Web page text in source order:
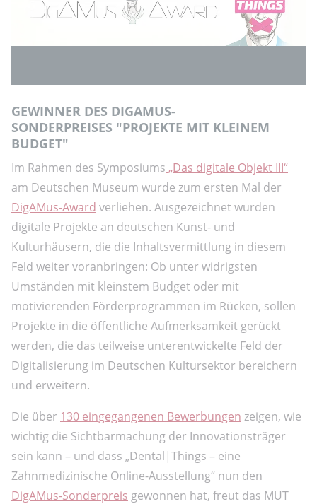
GEWINNER DES DIGAMUS-
SONDERPREISES "PROJEKTE MIT KLEINEM
BUDGET"
Im Rahmen des Symposiums „Das digitale Objekt III“
am Deutschen Museum wurde zum ersten Mal der
DigAMus-Award verliehen. Ausgezeichnet wurden
digitale Projekte an deutschen Kunst- und
Kulturhäusern, die die Inhaltsvermittlung in diesem
Feld weiter voranbringen: Ob unter widrigsten
Umständen mit kleinstem Budget oder mit
motivierenden Förderprogrammen im Rücken, sollen
Projekte in die öffentliche Aufmerksamkeit gerückt
werden, die das teilweise unterentwickelte Feld der
Digitalisierung im Deutschen Kultursektor bereichern
und erweitern.
Die über 130 eingegangenen Bewerbungen zeigen, wie
wichtig die Sichtbarmachung der Innovationsträger
sein kann – und dass „Dental|Things – eine
Zahnmedizinische Online-Ausstellung“ nun den
DigAMus-Sonderpreis gewonnen hat, freut das MUT